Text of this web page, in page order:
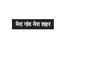
मेरा गांव मेरा शहर